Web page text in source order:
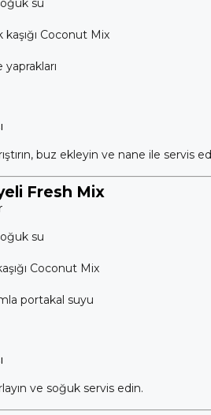
su
kaşığı Coconut Mix
buz ekleyin ve nane ile servis
Fresh Mix
su
Coconut Mix
portakal suyu
ve soğuk servis edin.